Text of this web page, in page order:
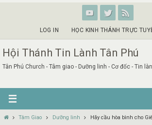
LOG IN HỌC KINH THÁNH TRỰC
Hội Thánh Tin Lành Tân Phú
Tân Phú Church - Tâm giao - Dưỡng linh - Cơ đốc - Tin
HomeTâm Giao Dưỡng linh Hãy cầu hòa bình cho